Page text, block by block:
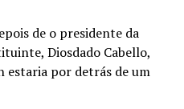
de o presidente da
Diosdado Cabello,
estaria por detrás de um